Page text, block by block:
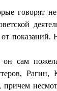
говорят
от
сам
причем